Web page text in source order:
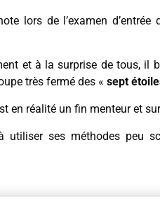
lors de l’examen d’entrée
et à la surprise de tous, il
très fermé des « sept
en réalité un fin menteur et
ses méthodes peu